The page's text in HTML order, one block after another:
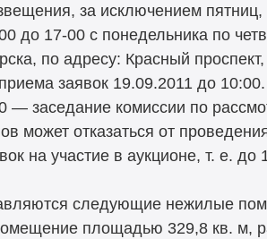
за исключением
до 17-00 с понедельника по
по адресу: Красный
заявок 19.09.2011 до 10:00.
— заседание комиссии по
может отказаться от
на участие в аукционе, т. е. до
следующие нежилые
площадью 329,8 кв. м,